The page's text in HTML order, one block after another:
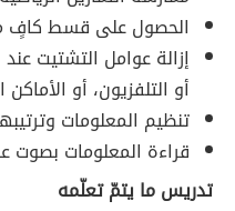
الحصول على قسط كافٍ
إزالة عوامل التشتيت
أو التلفزيون، أو
تنظيم المعلومات
قراءة المعلومات بصوت
تدريس ما يتمّ تعلّمه